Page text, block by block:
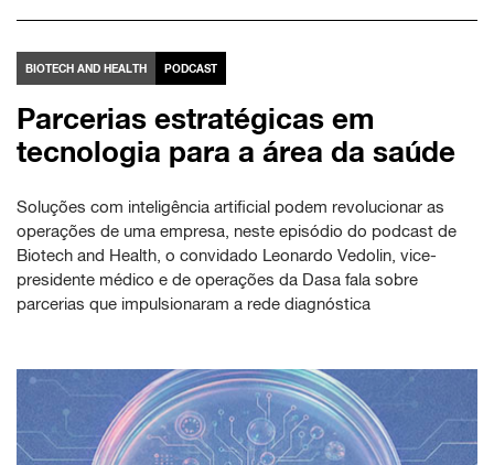
BIOTECH AND HEALTH PODCAST
Parcerias estratégicas em
tecnologia para a área da saúde
Soluções com inteligência artificial podem revolucionar as
operações de uma empresa, neste episódio do podcast de
Biotech and Health, o convidado Leonardo Vedolin, vice-
presidente médico e de operações da Dasa fala sobre
parcerias que impulsionaram a rede diagnóstica